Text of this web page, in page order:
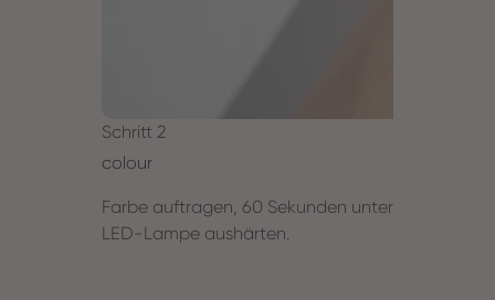
Schritt 2
colour
Farbe auftragen, 60 Sekunden unter
LED-Lampe aushärten.